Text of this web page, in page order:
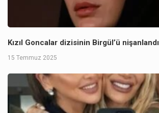
Kızıl Goncalar dizisinin Birgül’ü nişanlandı
15 Temmuz 2025